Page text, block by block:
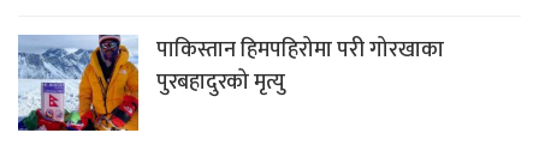
पाकिस्तान हिमपहिरोमा परी गोरखाका
पुरबहादुरको मृत्यु